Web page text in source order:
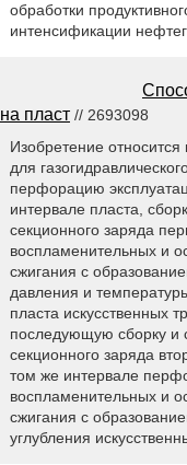
обработки
интенсификации
на пласт // 2693098
Изобретение
для
перфорацию
интервале пласта,
секционного заряда
воспламенительных и
сжигания с
давления и
пласта искусственных
последующую сборку и
секционного заряда
том же интервале
воспламенительных и
сжигания с
углубления